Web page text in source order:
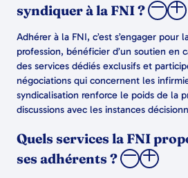
syndiquer à la FNI ?
Adhérer à la FNI, c’est s’engager pour
profession, bénéficier d’un soutien en
des services dédiés exclusifs et
négociations qui concernent les
syndicalisation renforce le poids de la
discussions avec les instances
Quels services la FNI
ses adhérents ?